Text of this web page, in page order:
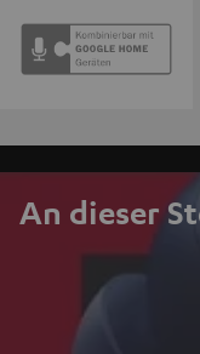
An dieser